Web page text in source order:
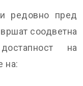
редовно пред
соодветна
на
на: